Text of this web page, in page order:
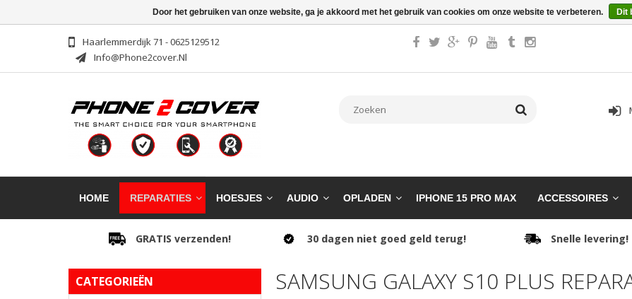
Haarlemmerdijk 71 - 0625129512
Info@phone2cover.nl
HOME REPARATIES HOESJES AUDIO OPLADEN IPHONE 15 PRO MAX ACCESSOIRES
GRATIS verzenden! 30 dagen niet goed geld terug! Snelle levering!
CATEGORIEËN SAMSUNG GALAXY S10 PLUS
Door het gebruiken van onze website, ga je akkoord met het gebruik van cookies om onze website te verbeteren. Dit